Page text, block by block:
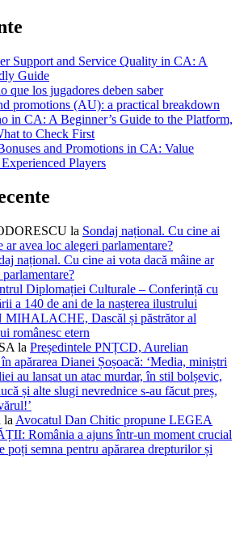
Support and Service Quality in CA: A
Guide
que los jugadores deben saber
promotions (AU): a practical breakdown
in CA: A Beginner’s Guide to the Platform,
to Check First
and Promotions in CA: Value
Players
la Sondaj național. Cu cine ai
ar avea loc alegeri parlamentare?
național. Cu cine ai vota dacă mâine ar
Diplomației Culturale – Conferință cu
a 140 de ani de la nașterea ilustrului
MIHALACHE, Dascăl și păstrător al
românesc etern
la Președintele PNȚCD, Aurelian
apărarea Dianei Șoșoacă: ‘Media, miniștri
au lansat un atac murdar, în stil bolșevic,
și alte slugi nevrednice s-au făcut preș,
la Avocatul Dan Chitic propune LEGEA
România a ajuns într-un moment crucial
poți semna pentru apărarea drepturilor și